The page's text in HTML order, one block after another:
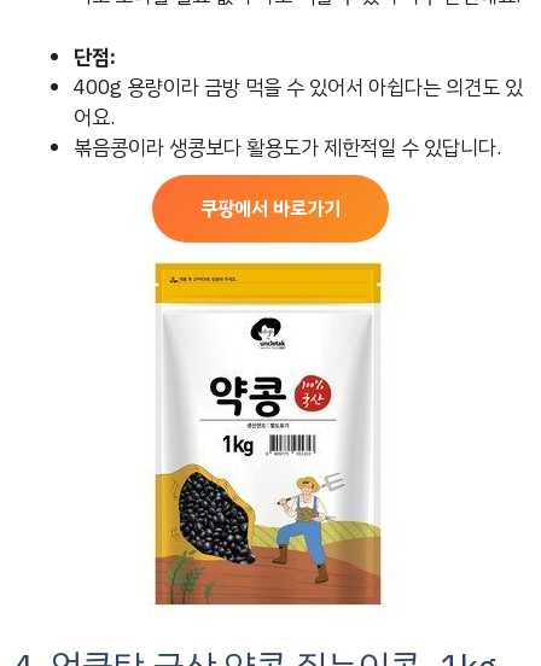
단점:
400g 용량이라 금방 먹을 수 있어서 아쉽다는 의견도 있
어요.
볶음콩이라 생콩보다 활용도가 제한적일 수 있답니다.
쿠팡에서 바로가기